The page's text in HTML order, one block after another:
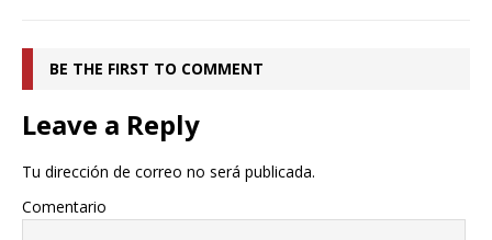
BE THE FIRST TO COMMENT
Leave a Reply
Tu dirección de correo no será publicada.
Comentario